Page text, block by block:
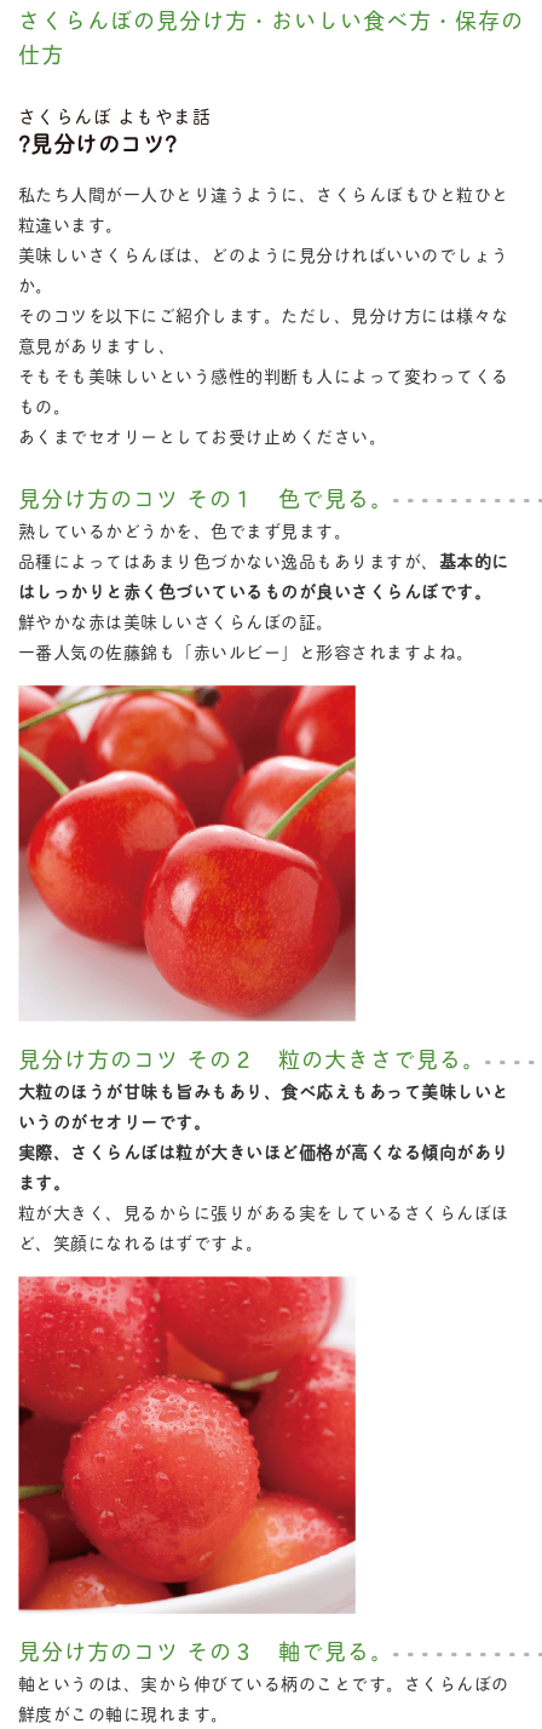
さくらんぼの見分け方・おいしい食べ方・保存の
仕方
さくらんぼ よもやま話
?見分けのコツ?
私たち人間が一人ひとり違うように、さくらんぼもひと粒ひと
粒違います。
美味しいさくらんぼは、どのように見分ければいいのでしょう
か。
そのコツを以下にご紹介します。ただし、見分け方には様々な
意見がありますし、
そもそも美味しいという感性的判断も人によって変わってくる
もの。
あくまでセオリーとしてお受け止めください。
見分け方のコツ その１ 色で見る。
熟しているかどうかを、色でまず見ます。
品種によってはあまり色づかない逸品もありますが、 基本的に
はしっかりと赤く色づいているものが良いさくらんぼです。
鮮やかな赤は美味しいさくらんぼの証。
一番人気の佐藤錦も「赤いルビー」と形容されますよね。
見分け方のコツ その２ 粒の大きさで見る。
大粒のほうが甘味も旨みもあり、食べ応えもあって美味しいと
いうのがセオリーです。
実際、さくらんぼは粒が大きいほど価格が高くなる傾向があり
ます。
粒が大きく、見るからに張りがある実をしているさくらんぼほ
ど、笑顔になれるはずですよ。
見分け方のコツ その３ 軸で見る。
軸というのは、実から伸びている柄のことです。さくらんぼの
鮮度がこの軸に現れます。